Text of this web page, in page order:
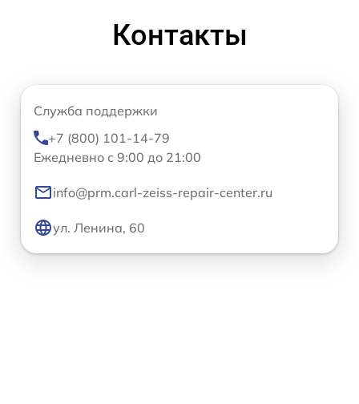
Контакты
Служба поддержки
+7 (800) 101-14-79
Ежедневно с 9:00 до 21:00
info@prm.carl-zeiss-repair-center.ru
ул. Ленина, 60